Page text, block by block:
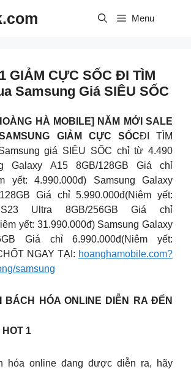
Menu
GIẢM CỰC SỐC ĐI TÌM
Samsung Giá SIÊU SỐC
HÀ MOBILE] NĂM MỚI SALE
GIẢM CỰC SỐCĐI TÌM
giá SIÊU SỐC chỉ từ 4.490
Galaxy A15 8GB/128GB Giá chỉ
yết: 4.990.000đ) Samsung Galaxy
Giá chỉ 5.990.000đ(Niêm yết:
S23 Ultra 8GB/256GB Giá chỉ
yết: 31.990.000đ) Samsung Galaxy
Giá chỉ 6.990.000đ(Niêm yết:
NGAY TẠI: hoanghamobile.com?
samsung
BÁCH HÓA ONLINE DIỄN RA ĐẾN
HOT 1
hóa online đang được diễn ra, hãy